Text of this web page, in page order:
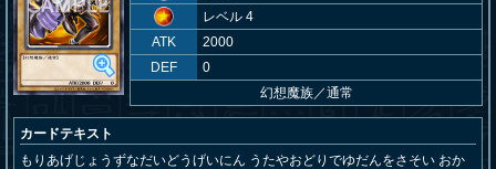
レベル 4
ATK
2000
DEF
0
幻想魔族／通常
カードテキスト
もりあげじょうずなだいどうげいにん うたやおどりでゆだんをさそい おか